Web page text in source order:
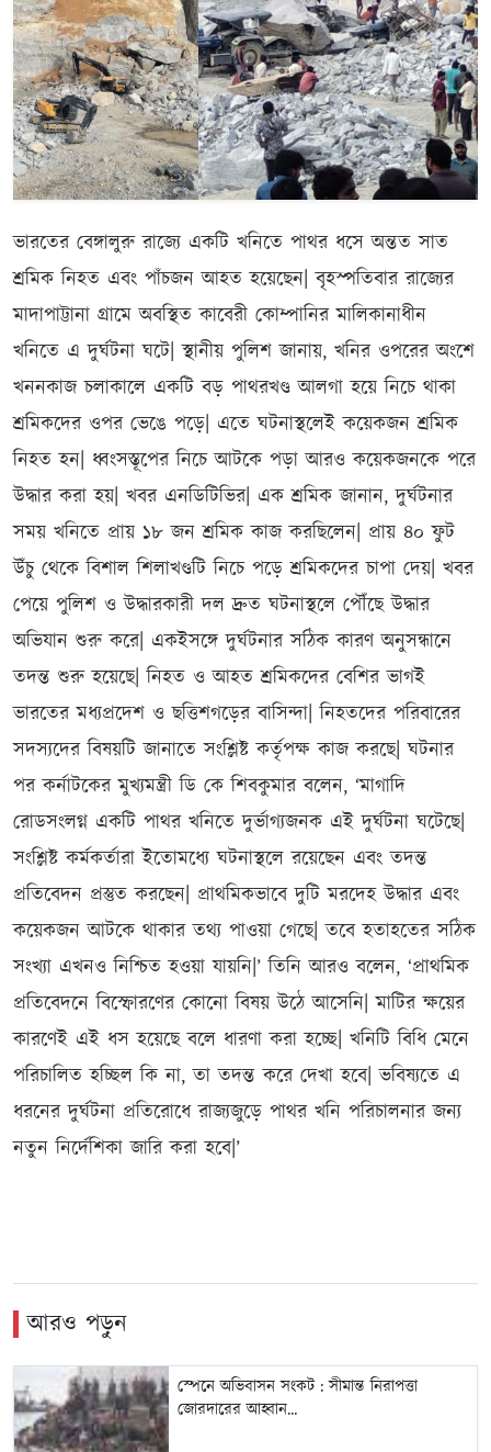
ভারতের বেঙ্গালুরু রাজ্যে একটি খনিতে পাথর ধসে অন্তত সাত
শ্রমিক নিহত এবং পাঁচজন আহত হয়েছেন| বৃহস্পতিবার রাজ্যের
মাদাপাট্টানা গ্রামে অবস্থিত কাবেরী কোম্পানির মালিকানাধীন
খনিতে এ দুর্ঘটনা ঘটে| স্থানীয় পুলিশ জানায়, খনির ওপরের অংশে
খননকাজ চলাকালে একটি বড় পাথরখণ্ড আলগা হয়ে নিচে থাকা
শ্রমিকদের ওপর ভেঙে পড়ে| এতে ঘটনাস্থলেই কয়েকজন শ্রমিক
নিহত হন| ধ্বংসস্তূপের নিচে আটকে পড়া আরও কয়েকজনকে পরে
উদ্ধার করা হয়| খবর এনডিটিভির| এক শ্রমিক জানান, দুর্ঘটনার
সময় খনিতে প্রায় ১৮ জন শ্রমিক কাজ করছিলেন| প্রায় ৪০ ফুট
উঁচু থেকে বিশাল শিলাখণ্ডটি নিচে পড়ে শ্রমিকদের চাপা দেয়| খবর
পেয়ে পুলিশ ও উদ্ধারকারী দল দ্রুত ঘটনাস্থলে পৌঁছে উদ্ধার
অভিযান শুরু করে| একইসঙ্গে দুর্ঘটনার সঠিক কারণ অনুসন্ধানে
তদন্ত শুরু হয়েছে| নিহত ও আহত শ্রমিকদের বেশির ভাগই
ভারতের মধ্যপ্রদেশ ও ছত্তিশগড়ের বাসিন্দা| নিহতদের পরিবারের
সদস্যদের বিষয়টি জানাতে সংশ্লিষ্ট কর্তৃপক্ষ কাজ করছে| ঘটনার
পর কর্নাটকের মুখ্যমন্ত্রী ডি কে শিবকুমার বলেন, ‘মাগাদি
রোডসংলগ্ন একটি পাথর খনিতে দুর্ভাগ্যজনক এই দুর্ঘটনা ঘটেছে|
সংশ্লিষ্ট কর্মকর্তারা ইতোমধ্যে ঘটনাস্থলে রয়েছেন এবং তদন্ত
প্রতিবেদন প্রস্তুত করছেন| প্রাথমিকভাবে দুটি মরদেহ উদ্ধার এবং
কয়েকজন আটকে থাকার তথ্য পাওয়া গেছে| তবে হতাহতের সঠিক
সংখ্যা এখনও নিশ্চিত হওয়া যায়নি|’ তিনি আরও বলেন, ‘প্রাথমিক
প্রতিবেদনে বিস্ফোরণের কোনো বিষয় উঠে আসেনি| মাটির ক্ষয়ের
কারণেই এই ধস হয়েছে বলে ধারণা করা হচ্ছে| খনিটি বিধি মেনে
পরিচালিত হচ্ছিল কি না, তা তদন্ত করে দেখা হবে| ভবিষ্যতে এ
ধরনের দুর্ঘটনা প্রতিরোধে রাজ্যজুড়ে পাথর খনি পরিচালনার জন্য
নতুন নির্দেশিকা জারি করা হবে|’
আরও পড়ুন
স্পেনে অভিবাসন সংকট : সীমান্ত নিরাপত্তা
জোরদারের আহ্বান...